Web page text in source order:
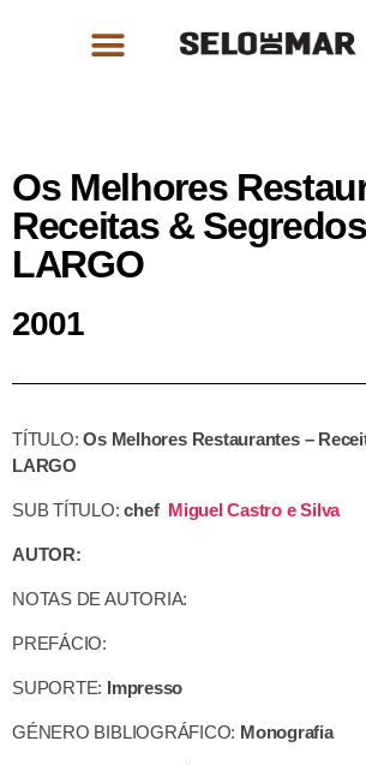
Os Melhores
Receitas &
LARGO
2001
TÍTULO:Os Melhores Restaurantes –
LARGO
SUB TÍTULO:chef Miguel Castro e Silva
AUTOR:
NOTAS DE AUTORIA:
PREFÁCIO:
SUPORTE: Impresso
GÉNERO BIBLIOGRÁFICO: Monografia